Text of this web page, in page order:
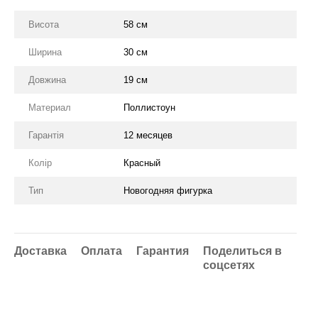
Висота 58 см
Ширина 30 см
Довжина 19 см
Материал Поллистоун
Гарантія 12 месяцев
Колір Красный
Тип Новогодняя фигурка
Доставка Оплата Гарантия
Поделиться в
соцсетях